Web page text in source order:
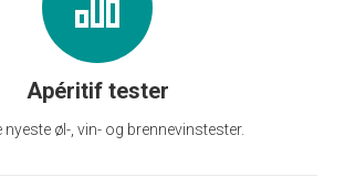
Apéritif tester
nyeste øl-, vin- og brennevinstester.